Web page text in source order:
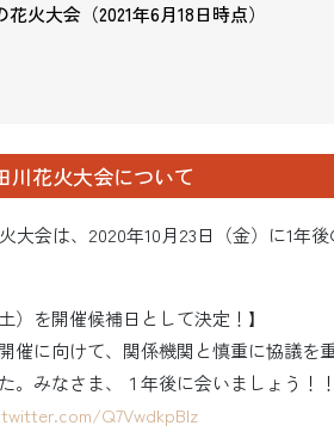
火大会（2021年6月18日時点）
川花火大会について
大会は、2020年10月23日（金）に1年
）を開催候補日として決定！】
催に向けて、関係機関と慎重に協議を
。みなさま、１年後に会いましょう！！
Q7VwdkpBlz